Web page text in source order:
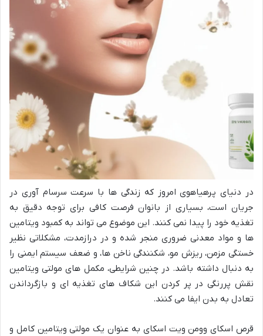
در دنیای پرهیاهوی امروز که زندگی ها با سرعت سرسام آوری در
جریان است، بسیاری از بانوان فرصت کافی برای توجه دقیق به
تغذیه خود را پیدا نمی کنند. این موضوع می تواند به کمبود ویتامین
ها و مواد معدنی ضروری منجر شده و در درازمدت، مشکلاتی نظیر
خستگی مزمن، ریزش مو، شکنندگی ناخن ها، و ضعف سیستم ایمنی را
به دنبال داشته باشد. در چنین شرایطی، مکمل های مولتی ویتامین
نقش پررنگی در پر کردن این شکاف های تغذیه ای و بازگرداندن
تعادل به بدن ایفا می کنند.
قرص اسکای وومن ویت اسکای به عنوان یک مولتی ویتامین کامل و